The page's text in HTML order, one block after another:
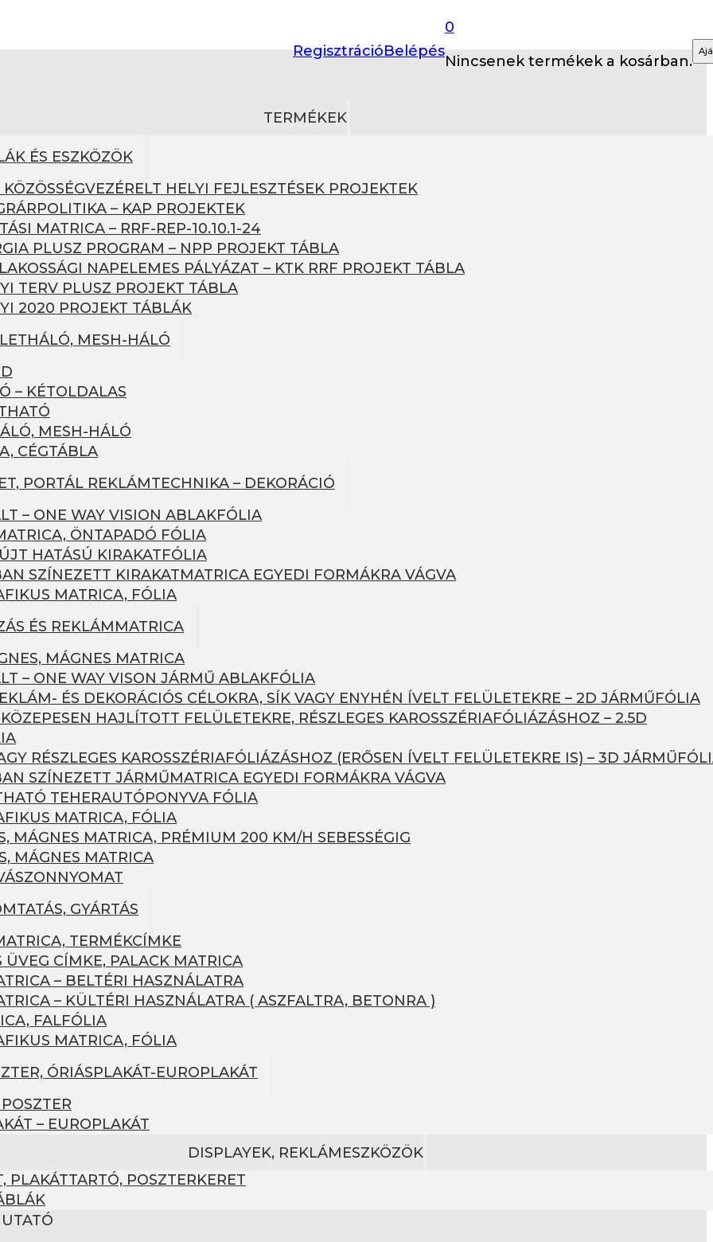
RegisztrációBelépés
0
Nincsenek termékek a kosárban.
TERMÉKEK
ÉS ESZKÖZÖK
HELYI FEJLESZTÉSEK PROJEKTEK
– KAP PROJEKTEK
MATRICA – RRF-REP-10.10.1-24
PLUSZ PROGRAM – NPP PROJEKT TÁBLA
NAPELEMES PÁLYÁZAT – KTK RRF PROJEKT TÁBLA
TERV PLUSZ PROJEKT TÁBLA
2020 PROJEKT TÁBLÁK
MESH-HÁLÓ
– KÉTOLDALAS
MESH-HÁLÓ
CÉGTÁBLA
PORTÁL REKLÁMTECHNIKA – DEKORÁCIÓ
– ONE WAY VISION ABLAKFÓLIA
ÖNTAPADÓ FÓLIA
HATÁSÚ KIRAKATFÓLIA
SZÍNEZETT KIRAKATMATRICA EGYEDI FORMÁKRA VÁGVA
MATRICA, FÓLIA
ÉS REKLÁMMATRICA
MÁGNES MATRICA
– ONE WAY VISON JÁRMŰ ABLAKFÓLIA
ÉS DEKORÁCIÓS CÉLOKRA, SÍK VAGY ENYHÉN ÍVELT FELÜLETEKRE – 2D JÁRMŰFÓLIA
HAJLÍTOTT FELÜLETEKRE, RÉSZLEGES KAROSSZÉRIAFÓLIÁZÁSHOZ – 2.5D
RÉSZLEGES KAROSSZÉRIAFÓLIÁZÁSHOZ (ERŐSEN ÍVELT FELÜLETEKRE IS) – 3D
SZÍNEZETT JÁRMŰMATRICA EGYEDI FORMÁKRA VÁGVA
TEHERAUTÓPONYVA FÓLIA
MATRICA, FÓLIA
MÁGNES MATRICA, PRÉMIUM 200 KM/H SEBESSÉGIG
MÁGNES MATRICA
GYÁRTÁS
TERMÉKCÍMKE
ÜVEG CÍMKE, PALACK MATRICA
– BELTÉRI HASZNÁLATRA
– KÜLTÉRI HASZNÁLATRA ( ASZFALTRA, BETONRA )
FALFÓLIA
MATRICA, FÓLIA
ÓRIÁSPLAKÁT-EUROPLAKÁT
– EUROPLAKÁT
DISPLAYEK, REKLÁMESZKÖZÖK
PLAKÁTTARTÓ, POSZTERKERET